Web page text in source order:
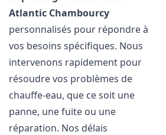
Atlantic Chambourcy
personnalisés pour répondre à
vos besoins spécifiques. Nous
intervenons rapidement pour
résoudre vos problèmes de
chauffe-eau, que ce soit une
panne, une fuite ou une
réparation. Nos délais